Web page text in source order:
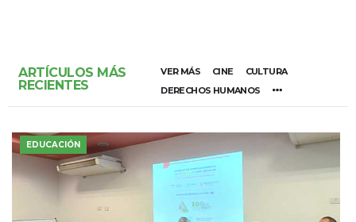
ARTÍCULOS MÁS
RECIENTES
VER MÁS CINE
CULTURA
DERECHOS HUMANOS
EDUCACIÓN